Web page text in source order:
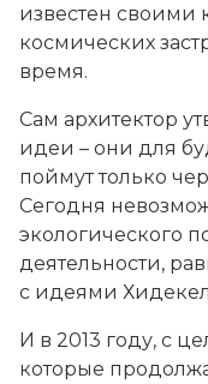
известен своими
космических
время.
Сам архитектор
идеи – они для
поймут только
Сегодня
экологического
деятельности,
с идеями
И в 2013 году, с
которые